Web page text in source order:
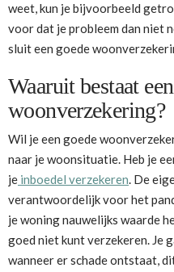
weet, kun je bijvoorbeeld
voor dat je probleem dan niet
sluit een goede
Waaruit bestaat
woonverzekering?
Wil je een goede
naar je woonsituatie. Heb je
je inboedel verzekeren. De
verantwoordelijk voor het
je woning nauwelijks waarde
goed niet kunt verzekeren. Je
wanneer er schade ontstaat,